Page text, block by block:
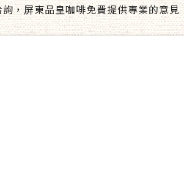
，屏東品皇咖啡免費提供專業的意見